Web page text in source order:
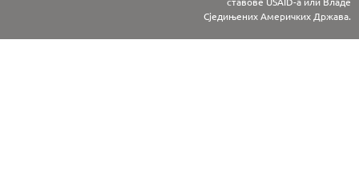
Сједињених Америчких Држава.